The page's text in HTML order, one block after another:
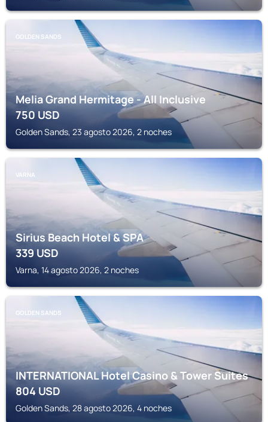
GOLDEN SANDS
Melia Grand Hermitage - All Inclusive
750USD
Golden Sands, 23 agosto 2026, 2 noches
VARNA
Sirius Beach Hotel & SPA
339USD
Varna, 14 agosto 2026, 2 noches
GOLDEN SANDS
INTERNATIONAL Hotel Casino & Tower Suites
804USD
Golden Sands, 28 agosto 2026, 4 noches